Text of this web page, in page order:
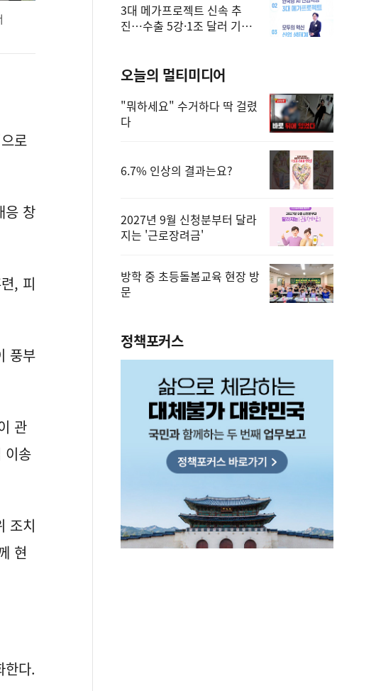
로
응 창
, 피
풍부
관
이송
조치
현
한다.
3대 메가프로젝트 신속 추
진…수출 5강·1조 달러 기반
오늘의 멀티미디어
"뭐하세요" 수거하다 딱 걸렸
다
6.7% 인상의 결과는요?
2027년 9월 신청분부터 달라
지는 '근로장려금'
방학 중 초등돌봄교육 현장 방
문
정책포커스